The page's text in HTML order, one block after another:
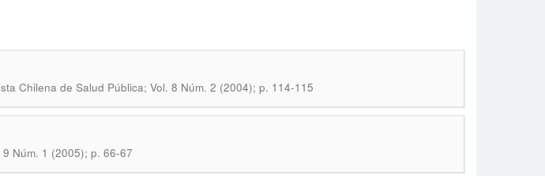
Chilena de Salud Pública; Vol. 8 Núm. 2 (2004); p. 114-115
Núm. 1 (2005); p. 66-67